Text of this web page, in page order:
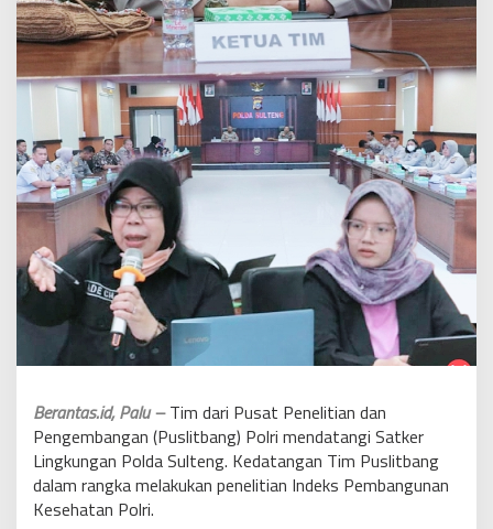
Berantas.id, Palu –Tim dari Pusat Penelitian dan
Pengembangan (Puslitbang) Polri mendatangi Satker
Lingkungan Polda Sulteng. Kedatangan Tim Puslitbang
dalam rangka melakukan penelitian Indeks Pembangunan
Kesehatan Polri.